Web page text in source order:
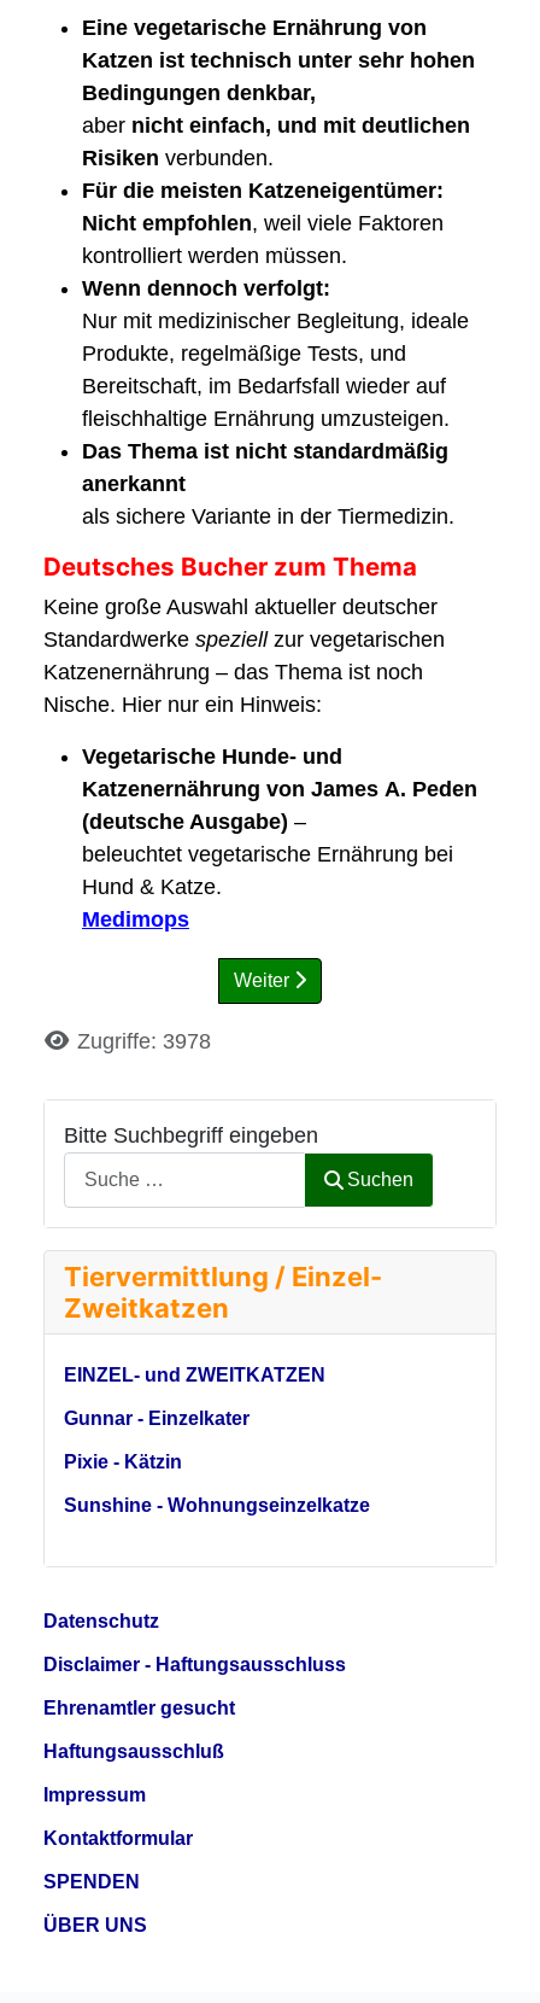
Bitte Suchbegriff eingeben
Suchen
Tiervermittlung / Einzel-
Zweitkatzen
EINZEL- und ZWEITKATZEN
Gunnar - Einzelkater
Pixie - Kätzin
Sunshine - Wohnungseinzelkatze
Eine vegetarische Ernährung von
Katzen ist technisch unter sehr hohen
Bedingungen denkbar,
aber nicht einfach, und mit deutlichen
Risiken verbunden.
Für die meisten Katzeneigentümer:
Nicht empfohlen, weil viele Faktoren
kontrolliert werden müssen.
Wenn dennoch verfolgt:
Nur mit medizinischer Begleitung, ideale
Produkte, regelmäßige Tests, und
Bereitschaft, im Bedarfsfall wieder auf
fleischhaltige Ernährung umzusteigen.
Das Thema ist nicht standardmäßig
anerkannt
als sichere Variante in der Tiermedizin.
Deutsches Bucher zum Thema
Keine große Auswahl aktueller deutscher
Standardwerke speziellzur vegetarischen
Katzenernährung – das Thema ist noch
Nische. Hier nur ein Hinweis:
Vegetarische Hunde‑ und
Katzenernährung von James A. Peden
(deutsche Ausgabe) –
beleuchtet vegetarische Ernährung bei
Hund & Katze.
Medimops
Weiter
DetailsZugriffe: 3978
Datenschutz
Disclaimer - Haftungsausschluss
Ehrenamtler gesucht
Haftungsausschluß
Impressum
Kontaktformular
SPENDEN
ÜBER UNS